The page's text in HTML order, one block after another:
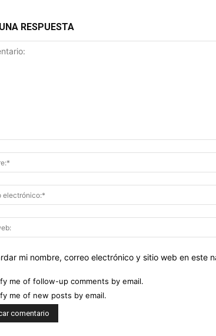
RESPUESTA
mi nombre, correo electrónico y sitio web en este
me of follow-up comments by email.
me of new posts by email.